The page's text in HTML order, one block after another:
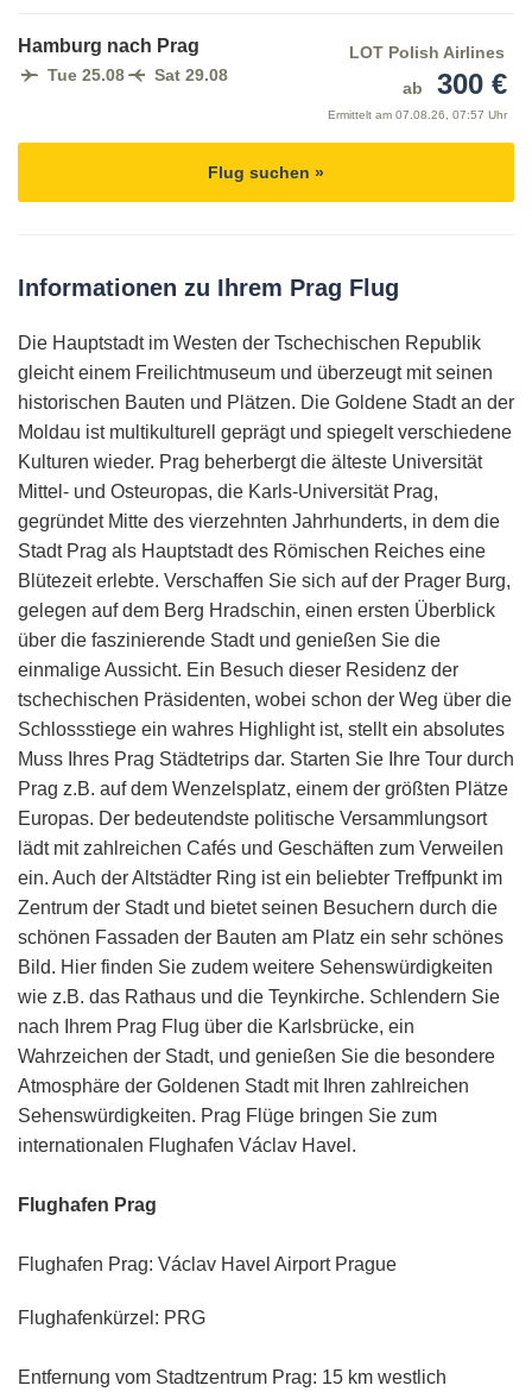
Hamburg nach Prag
Tue 25.08 Sat 29.08
LOT Polish Airlines
ab
300 €
Ermittelt am 07.08.26, 07:57 Uhr
Flug suchen »
Informationen zu Ihrem Prag Flug
Die Hauptstadt im Westen der Tschechischen Republik
gleicht einem Freilichtmuseum und überzeugt mit seinen
historischen Bauten und Plätzen. Die Goldene Stadt an der
Moldau ist multikulturell geprägt und spiegelt verschiedene
Kulturen wieder. Prag beherbergt die älteste Universität
Mittel- und Osteuropas, die Karls-Universität Prag,
gegründet Mitte des vierzehnten Jahrhunderts, in dem die
Stadt Prag als Hauptstadt des Römischen Reiches eine
Blütezeit erlebte. Verschaffen Sie sich auf der Prager Burg,
gelegen auf dem Berg Hradschin, einen ersten Überblick
über die faszinierende Stadt und genießen Sie die
einmalige Aussicht. Ein Besuch dieser Residenz der
tschechischen Präsidenten, wobei schon der Weg über die
Schlossstiege ein wahres Highlight ist, stellt ein absolutes
Muss Ihres Prag Städtetrips dar. Starten Sie Ihre Tour durch
Prag z.B. auf dem Wenzelsplatz, einem der größten Plätze
Europas. Der bedeutendste politische Versammlungsort
lädt mit zahlreichen Cafés und Geschäften zum Verweilen
ein. Auch der Altstädter Ring ist ein beliebter Treffpunkt im
Zentrum der Stadt und bietet seinen Besuchern durch die
schönen Fassaden der Bauten am Platz ein sehr schönes
Bild. Hier finden Sie zudem weitere Sehenswürdigkeiten
wie z.B. das Rathaus und die Teynkirche. Schlendern Sie
nach Ihrem Prag Flug über die Karlsbrücke, ein
Wahrzeichen der Stadt, und genießen Sie die besondere
Atmosphäre der Goldenen Stadt mit Ihren zahlreichen
Sehenswürdigkeiten. Prag Flüge bringen Sie zum
internationalen Flughafen Václav Havel.
Flughafen Prag
Flughafen Prag: Václav Havel Airport Prague
Flughafenkürzel: PRG
Entfernung vom Stadtzentrum Prag: 15 km westlich